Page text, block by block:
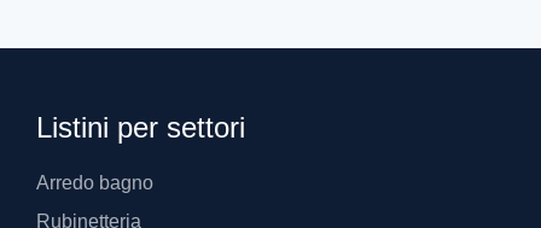
Listini per settori
Arredo bagno
Rubinetteria